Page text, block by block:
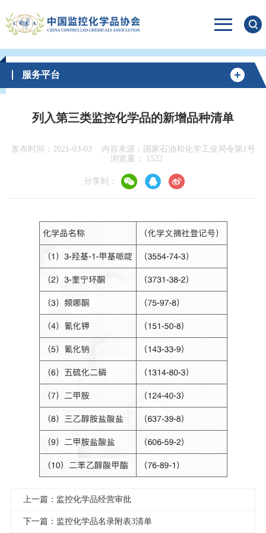
服务平台
列入第三类监控化学品的新增品种清单
发布时间：2021-03-03
内容来源：国家石油和化学工业局令第1号
浏览量：
1522
分享到：
上一篇：监控化学品经营审批
下一篇：监控化学品名录附表3清单